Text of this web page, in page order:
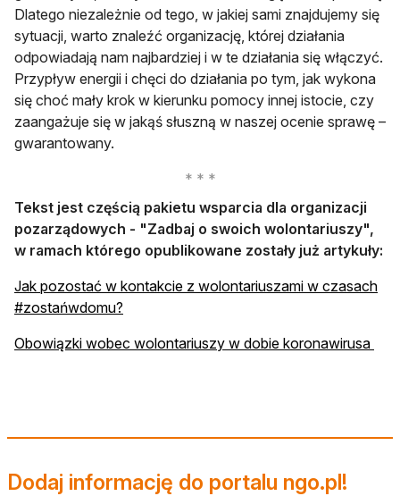
Dlatego niezależnie od tego, w jakiej sami znajdujemy się
sytuacji, warto znaleźć organizację, której działania
odpowiadają nam najbardziej i w te działania się włączyć.
Przypływ energii i chęci do działania po tym, jak wykona
się choć mały krok w kierunku pomocy innej istocie, czy
zaangażuje się w jakąś słuszną w naszej ocenie sprawę –
gwarantowany.
Tekst jest częścią pakietu wsparcia dla organizacji
pozarządowych - "Zadbaj o swoich wolontariuszy",
w ramach którego opublikowane zostały już artykuły:
Jak pozostać w kontakcie z wolontariuszami w czasach
#zostańwdomu?
Obowiązki wobec wolontariuszy w dobie koronawirusa
Dodaj informację do portalu ngo.pl!